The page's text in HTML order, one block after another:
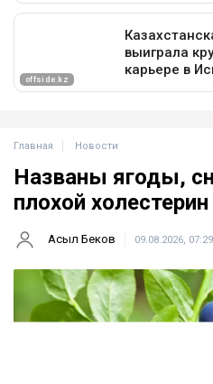
Главная Новости
Названы ягоды,
плохой
Асыл Беков 09.08.2026, 07:29